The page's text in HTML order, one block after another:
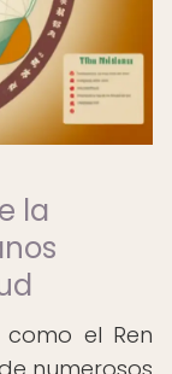
la
como el Ren